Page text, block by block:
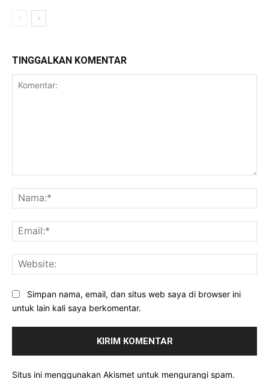
TINGGALKAN KOMENTAR
Simpan nama, email, dan situs web saya di browser ini
untuk lain kali saya berkomentar.
Situs ini menggunakan Akismet untuk mengurangi spam.